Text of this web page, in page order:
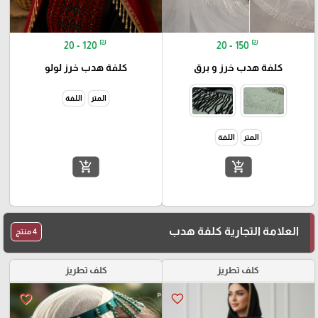
20 - 150 ₪
كلفة هدب خرز و برق
المتر اللفة
add_shopping_cart
20 - 120 ₪
كلفة هدب خرز لولو
المتر اللفة
add_shopping_cart
العلامة التجارية كلفة هدب 4 منتج
كلف تطريز
favorite_border
كلف تطريز
favorite_border